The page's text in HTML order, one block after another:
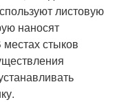
листовую
наносят
стыков